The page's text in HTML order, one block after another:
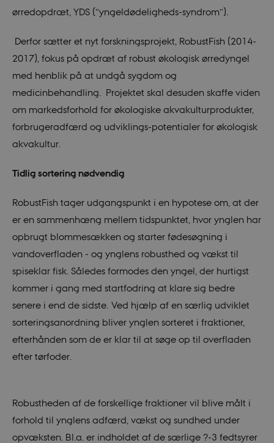
ørredopdræt, YDS (”yngeldødeligheds-syndrom”).
Derfor sætter et nyt forskningsprojekt, RobustFish (2014-
2017), fokus på opdræt af robust økologisk ørredyngel
med henblik på at undgå sygdom og
medicinbehandling. Projektet skal desuden skaffe viden
om markedsforhold for økologiske akvakulturprodukter,
forbrugeradfærd og udviklings-potentialer for økologisk
akvakultur.
Tidlig sortering nødvendig
RobustFish tager udgangspunkt i en hypotese om, at der
er en sammenhæng mellem tidspunktet, hvor ynglen har
opbrugt blommesækken og starter fødesøgning i
vandoverfladen - og ynglens robusthed og vækst til
spiseklar fisk. Således formodes den yngel, der hurtigst
kommer i gang med startfodring at klare sig bedre
senere i end de sidste. Ved hjælp af en særlig udviklet
sorteringsanordning bliver ynglen sorteret i fraktioner,
efterhånden som de er klar til at søge op til overfladen
efter tørfoder.
Robustheden af de forskellige fraktioner vil blive målt i
forhold til ynglens adfærd, vækst og sundhed under
opvæksten. Bl.a. er indholdet af de særlige ?-3 fedtsyrer